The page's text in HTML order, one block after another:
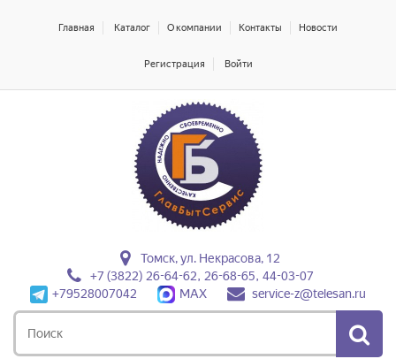
Главная Каталог О компании Контакты Новости
Регистрация Войти
Томск, ул. Некрасова, 12
+7 (3822) 26-64-62, 26-68-65, 44-03-07
+79528007042
MAX service-z@telesan.ru